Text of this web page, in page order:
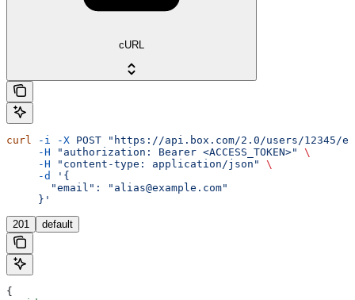
cURL
curl -i -X POST "https://api.box.com/2.0/users/12345/
     -H
"authorization: Bearer <ACCESS_TOKEN>"
\
     -H
"content-type: application/json"
\
     -d
'{
       "email": "alias@example.com"
     }'
201 default
{